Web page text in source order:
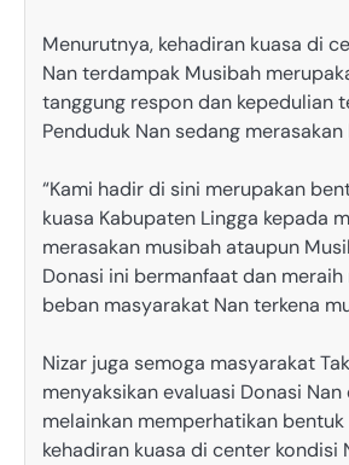
Menurutnya, kehadiran kuasa di
Nan terdampak Musibah
tanggung respon dan kepedulian
Penduduk Nan sedang merasakan
“Kami hadir di sini merupakan
kuasa Kabupaten Lingga kepada
merasakan musibah ataupun
Donasi ini bermanfaat dan meraih
beban masyarakat Nan terkena
Nizar juga semoga masyarakat
menyaksikan evaluasi Donasi
melainkan memperhatikan
kehadiran kuasa di center kondisi